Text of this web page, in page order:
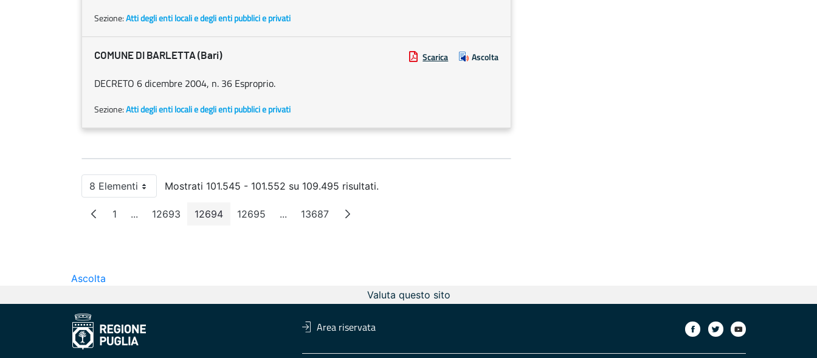
Sezione:Atti degli enti locali e degli enti pubblici e privati
COMUNE DI BARLETTA (Bari) Scarica Ascolta
DECRETO 6 dicembre 2004, n. 36 Esproprio.
Sezione:Atti degli enti locali e degli enti pubblici e privati
8 ElementiPer paginaMostrati 101.545 - 101.552 su 109.495 risultati.
Pagina
1 ...Pagine intermedie
Pagina
12693 Pagina
12694 Pagina
12695 ...Pagine intermedie
Pagina
13687
Ascolta
Valuta questo sito
Area riservata